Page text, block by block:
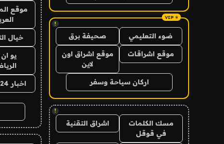
!
ضوء التعليمي صحيفة برق
موقع اشراقات
موقع اشراق اون
لاين
اركان سياحة وسفر
!
مسك الكلمات
في قوقل
اشراق التقنية
موقع
خيال
يو
اخبار 24 ساعة